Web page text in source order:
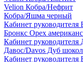
Velion Кобра/Нефрит
Кобра/Яшма черный
Кабинет
Бронкс Орех
Кабинет
Давос/Davos Дуб
Кабинет